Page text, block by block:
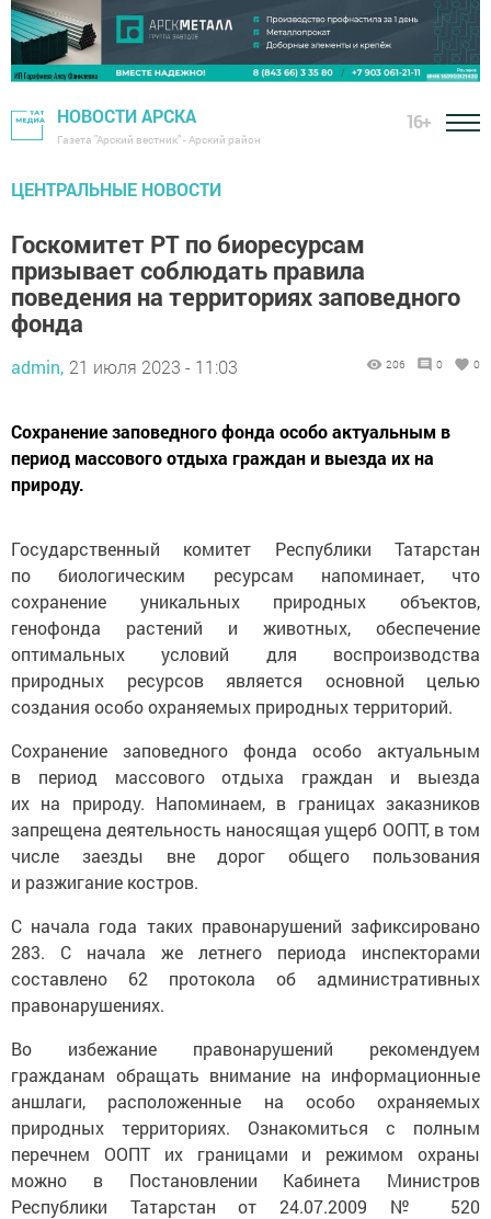
НОВОСТИ АРСКА
Газета "Арский вестник" - Арский район
16+
ЦЕНТРАЛЬНЫЕ НОВОСТИ
Госкомитет РТ по биоресурсам
призывает соблюдать правила
поведения на территориях заповедного
фонда
admin, 21 июля 2023 - 11:03 206 0 0
Сохранение заповедного фонда особо актуальным в
период массового отдыха граждан и выезда их на
природу.
Государственный комитет Республики Татарстан
по биологическим ресурсам напоминает, что
сохранение уникальных природных объектов,
генофонда растений и животных, обеспечение
оптимальных условий для воспроизводства
природных ресурсов является основной целью
создания особо охраняемых природных территорий.
Сохранение заповедного фонда особо актуальным
в период массового отдыха граждан и выезда
их на природу. Напоминаем, в границах заказников
запрещена деятельность наносящая ущерб ООПТ, в том
числе заезды вне дорог общего пользования
и разжигание костров.
С начала года таких правонарушений зафиксировано
283. C начала же летнего периода инспекторами
составлено 62 протокола об административных
правонарушениях.
Во избежание правонарушений рекомендуем
гражданам обращать внимание на информационные
аншлаги, расположенные на особо охраняемых
природных территориях. Ознакомиться с полным
перечнем ООПТ их границами и режимом охраны
можно в Постановлении Кабинета Министров
Республики Татарстан от 24.07.2009 № 520